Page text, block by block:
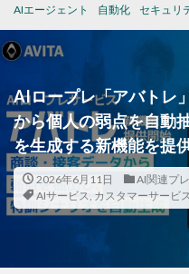
AIエージェント 自動化 セキュリ
AIロープレ「アバトレ
から個人の弱点を自動
を生成する新機能を提
2026年6月11日
AI関連プ
AIサービス, カスタマーサービ